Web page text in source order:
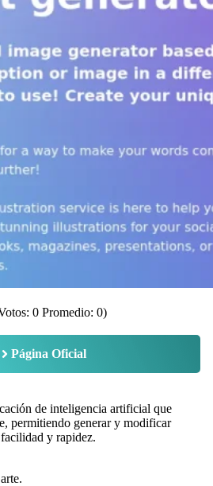
0Promedio: 0)
Página Oficial
de inteligencia artificial que
permitiendo generar y modificar
y rapidez.